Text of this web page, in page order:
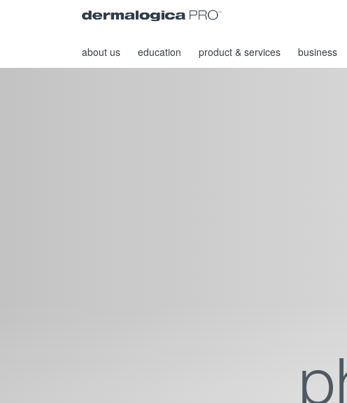
about us education product & services business